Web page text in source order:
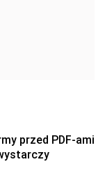
przed PDF-ami